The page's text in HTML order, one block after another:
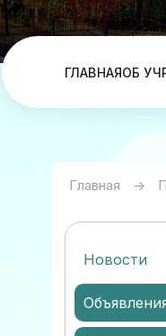
ГЛАВНАЯОБ
Главная ->
Новости